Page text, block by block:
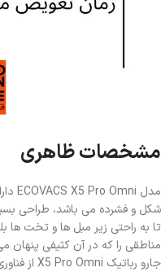
مشخصات ظاهری
شکل و فشرده می باشد، طراحی
تا به راحتی زیر مبل ها و تخت ها
مناطقی را که در آن کثیفی پنهان